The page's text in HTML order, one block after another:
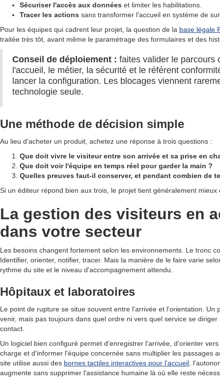
Sécuriser l'accès aux données et limiter les habilitations.
Tracer les actions sans transformer l'accueil en système de
Pour les équipes qui cadrent leur projet, la question de la base légale
traitée très tôt, avant même le paramétrage des formulaires et des
Conseil de déploiement : faites valider le parcours
l'accueil, le métier, la sécurité et le référent
lancer la configuration. Les blocages viennent
technologie seule.
Une méthode de décision simple
Au lieu d'acheter un produit, achetez une réponse à trois questions :
Que doit vivre le visiteur entre son arrivée et sa prise en
Que doit voir l'équipe en temps réel pour garder la main ?
Quelles preuves faut-il conserver, et pendant combien de
Si un éditeur répond bien aux trois, le projet tient généralement mieux
La gestion des visiteurs en
dans votre secteur
Les besoins changent fortement selon les environnements. Le tronc
Identifier, orienter, notifier, tracer. Mais la manière de le faire varie
rythme du site et le niveau d'accompagnement attendu.
Hôpitaux et laboratoires
Le point de rupture se situe souvent entre l'arrivée et l'orientation. Un
venir, mais pas toujours dans quel ordre ni vers quel service se
contact.
Un logiciel bien configuré permet d'enregistrer l'arrivée, d'orienter
charge et d'informer l'équipe concernée sans multiplier les passages
site utilise aussi des bornes tactiles interactives pour l'accueil ,
augmente sans supprimer l'assistance humaine là où elle reste